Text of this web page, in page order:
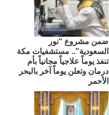
ضمن مشروع “نور
السعودية”.. مستشفيات مكة
تنفذ يوماً علاجياً مجانياً بأم
درمان وتعلن يوماً آخر بالبحر
الأحمر